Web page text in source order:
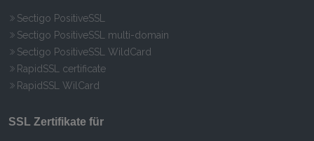
Sectigo PositiveSSL
Sectigo PositiveSSL multi-domain
Sectigo PositiveSSL WildCard
RapidSSL certificate
RapidSSL WilCard
SSL Zertifikate für